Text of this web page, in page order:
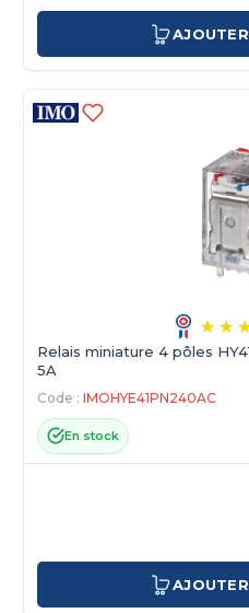
Relais miniature 4 pôles
5A
Code : IMOHYE41PN240AC
En stock